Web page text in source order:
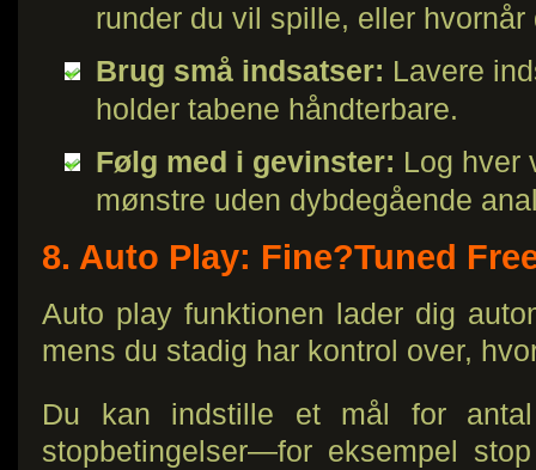
runder du vil spille, eller hvornår
Brug små indsatser: Lavere
holder tabene håndterbare.
Følg med i gevinster: Log hver
mønstre uden dybdegående
8. Auto Play: Fine?Tuned
Auto play funktionen lader dig
mens du stadig har kontrol over,
Du kan indstille et mål for
stopbetingelser—for eksempel